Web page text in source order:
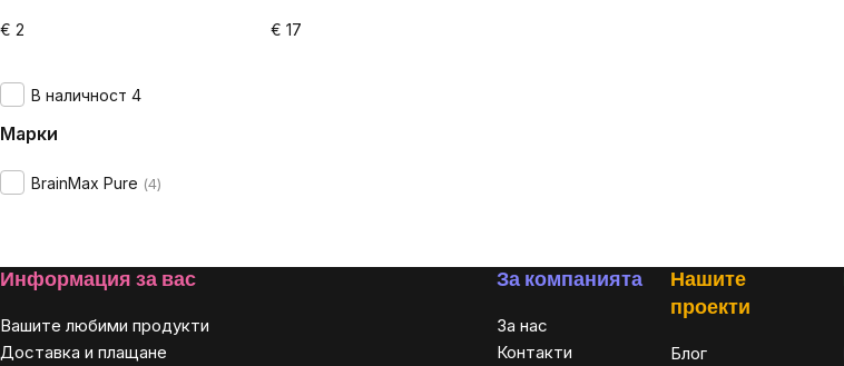
€ 2 € 17
В наличност 4
Марки
BrainMax Pure 4
Footer
Информация за вас
Вашите любими продукти
Доставка и плащане
За компанията
За нас
Контакти
Нашите
проекти
Блог